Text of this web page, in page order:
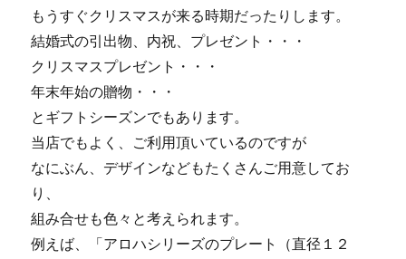
もうすぐクリスマスが来る時期だったりします。
結婚式の引出物、内祝、プレゼント・・・
クリスマスプレゼント・・・
年末年始の贈物・・・
とギフトシーズンでもあります。
当店でもよく、ご利用頂いているのですが
なにぶん、デザインなどもたくさんご用意してお
り、
組み合せも色々と考えられます。
例えば、「アロハシリーズのプレート（直径１２